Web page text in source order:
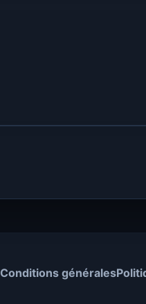
Conditions générales